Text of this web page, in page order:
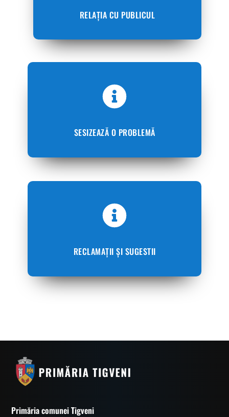
RELAȚIA CU PUBLICUL
SESIZEAZĂ O PROBLEMĂ
RECLAMAȚII ȘI SUGESTII
Primăria comunei Tigveni